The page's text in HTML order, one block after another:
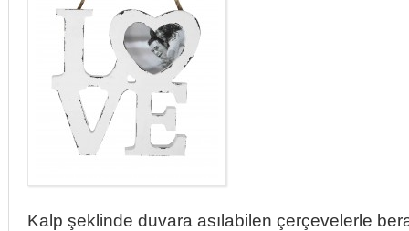
Kalp şeklinde duvara asılabilen çerçevelerle